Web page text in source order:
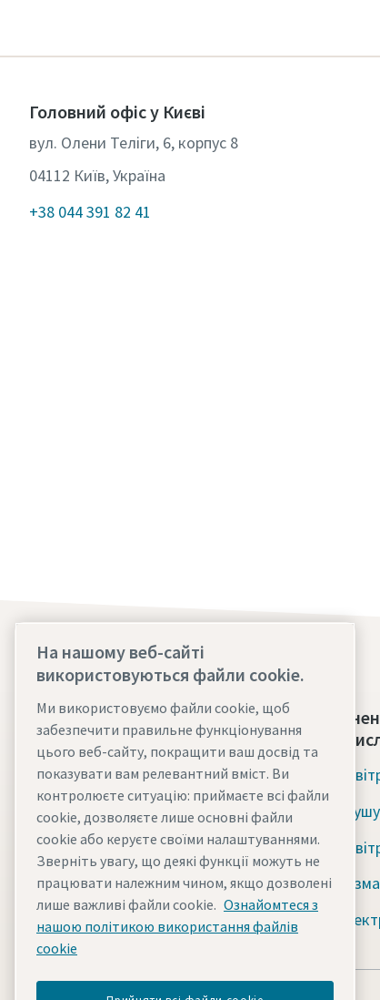
Головний офіс у Києві
вул. Олени Теліги, 6, корпус 8
04112 Київ, Україна
+38 044 391 82 41
Дізнайтесь більше
Група компаній «Атлас Копко»
Вакансії та кар'єрні можливості
Наш кодекс ділової етики
Соціальний проект "Вода для
всіх"
Новини
На нашому веб-сайті
використовуються файли cookie.
Ми використовуємо файли cookie, щоб
забезпечити правильне функціонування
цього веб-сайту, покращити ваш досвід та
показувати вам релевантний вміст. Ви
контролюєте ситуацію: приймаєте всі файли
cookie, дозволяєте лише основні файли
cookie або керуєте своїми налаштуваннями.
Зверніть увагу, що деякі функції можуть не
працювати належним чином, якщо дозволені
лише важливі файли cookie. Ознайомтеся з
нашою політикою використання файлів
cookie